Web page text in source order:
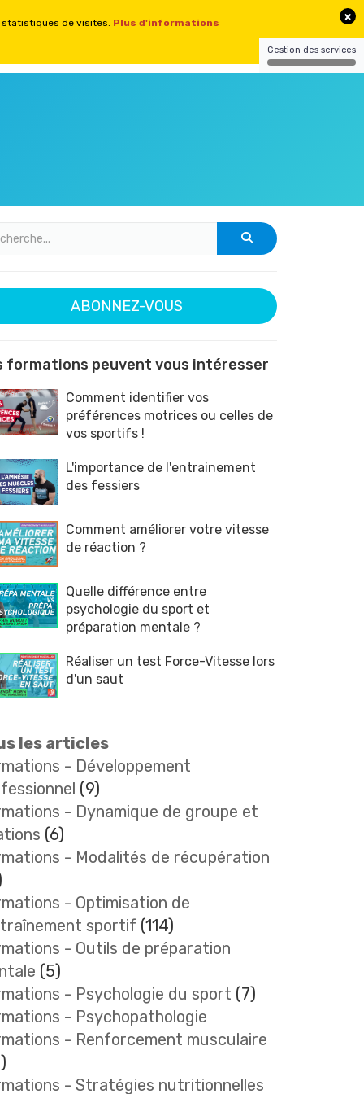
ABONNEZ-VOUS
formations peuvent vous intéresser
Comment identifier vos
préférences motrices ou celles de
vos sportifs !
L'importance de l'entrainement
des fessiers
Comment améliorer votre vitesse
de réaction ?
Quelle différence entre
psychologie du sport et
préparation mentale ?
Réaliser un test Force-Vitesse lors
d'un saut
les articles
- Développement
(9)
- Dynamique de groupe et
(6)
- Modalités de récupération
- Optimisation de
sportif (114)
- Outils de préparation
(5)
- Psychologie du sport (7)
- Psychopathologie
- Renforcement musculaire
- Stratégies nutritionnelles